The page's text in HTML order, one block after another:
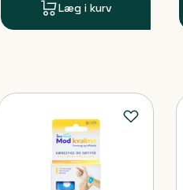
Læg i kurv